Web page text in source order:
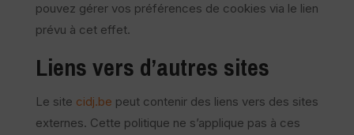
pouvez gérer vos préférences de cookies via le lien
prévu à cet effet.
Liens vers d’autres sites
Le site cidj.be peut contenir des liens vers des sites
externes. Cette politique ne s’applique pas à ces